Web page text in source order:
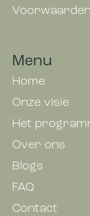
Menu
Home
Onze visie
Het
Over ons
Blogs
FAQ
Contact